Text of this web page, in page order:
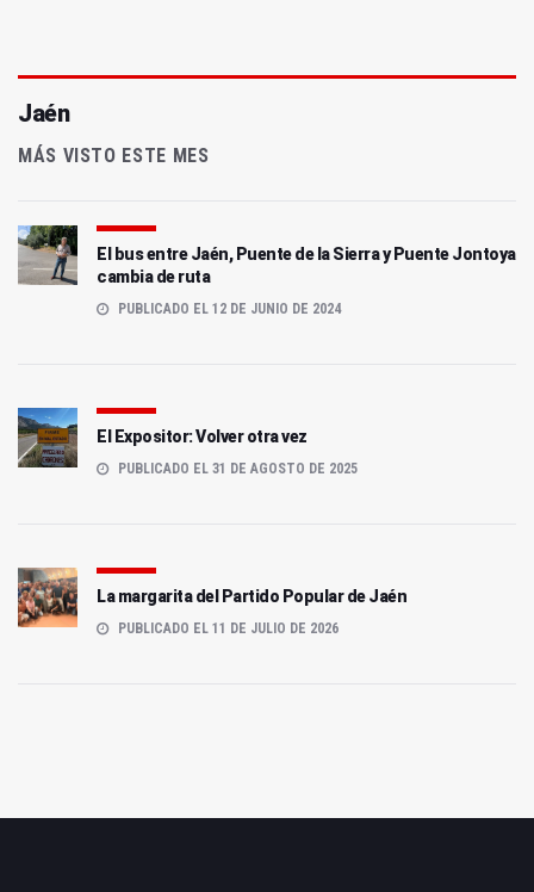
Jaén
MÁS VISTO ESTE MES
El bus entre Jaén, Puente de la Sierra y Puente Jontoya
cambia de ruta
PUBLICADO EL 12 DE JUNIO DE 2024
El Expositor: Volver otra vez
PUBLICADO EL 31 DE AGOSTO DE 2025
La margarita del Partido Popular de Jaén
PUBLICADO EL 11 DE JULIO DE 2026